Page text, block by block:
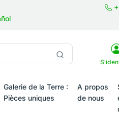
Galerie de la Terre :
Pièces uniques
A propos
de nous